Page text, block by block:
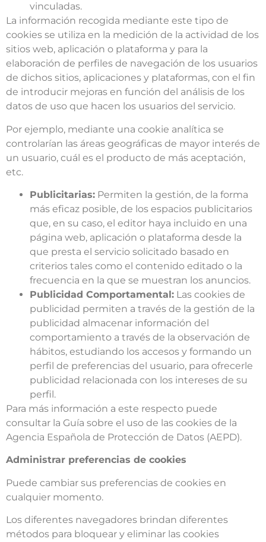
vinculadas.
La información recogida mediante este tipo de
cookies se utiliza en la medición de la actividad de los
sitios web, aplicación o plataforma y para la
elaboración de perfiles de navegación de los usuarios
de dichos sitios, aplicaciones y plataformas, con el fin
de introducir mejoras en función del análisis de los
datos de uso que hacen los usuarios del servicio.
Por ejemplo, mediante una cookie analítica se
controlarían las áreas geográficas de mayor interés de
un usuario, cuál es el producto de más aceptación,
etc.
Publicitarias: Permiten la gestión, de la forma
más eficaz posible, de los espacios publicitarios
que, en su caso, el editor haya incluido en una
página web, aplicación o plataforma desde la
que presta el servicio solicitado basado en
criterios tales como el contenido editado o la
frecuencia en la que se muestran los anuncios.
Publicidad Comportamental: Las cookies de
publicidad permiten a través de la gestión de la
publicidad almacenar información del
comportamiento a través de la observación de
hábitos, estudiando los accesos y formando un
perfil de preferencias del usuario, para ofrecerle
publicidad relacionada con los intereses de su
perfil.
Para más información a este respecto puede
consultar la Guía sobre el uso de las cookies de la
Agencia Española de Protección de Datos (AEPD).
Administrar preferencias de cookies
Puede cambiar sus preferencias de cookies en
cualquier momento.
Los diferentes navegadores brindan diferentes
métodos para bloquear y eliminar las cookies